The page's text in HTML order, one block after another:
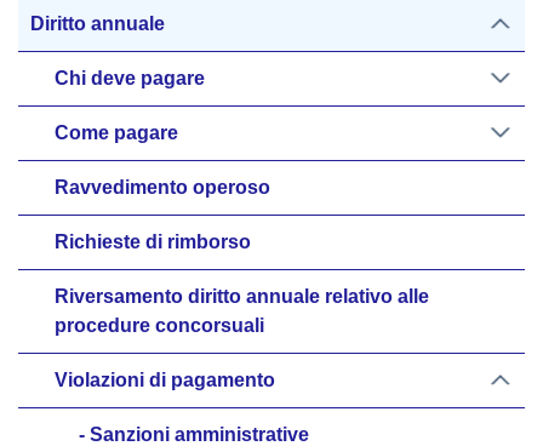
Diritto annuale
Chi deve pagare
Come pagare
Ravvedimento operoso
Richieste di rimborso
Riversamento diritto annuale relativo alle
procedure concorsuali
Violazioni di pagamento
Sanzioni amministrative